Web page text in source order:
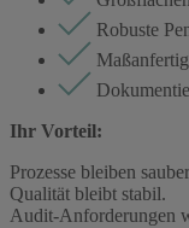
Robuste
Ihr Vorteil:
Prozesse bleiben
Qualität bleibt stabil.
Audit-Anforderungen